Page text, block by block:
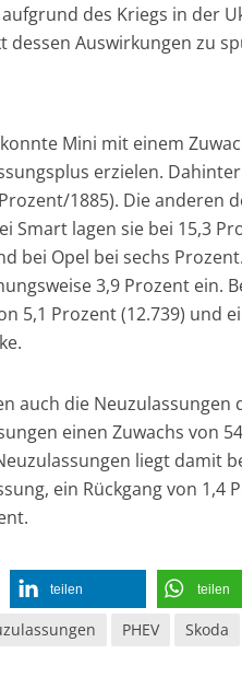
des Kriegs in der
dessen Auswirkungen zu
Mini mit einem
erzielen.
1885). Die anderen
Smart lagen sie bei 15,3
bei Opel bei sechs
3,9 Prozent ein.
5,1 Prozent (12.739) und
auch die Neuzulassungen
einen Zuwachs von
liegt damit
ein Rückgang von 1,4
teilen teilen
PHEV Skoda